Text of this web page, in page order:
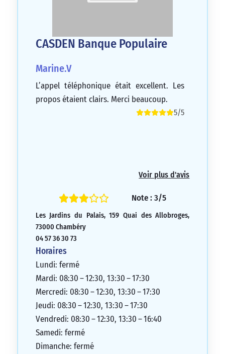
CASDEN Banque Populaire
Marine.V
L’appel téléphonique était excellent. Les
propos étaient clairs. Merci beaucoup.
5/5
Voir plus d'avis
Note : 3/5
Les Jardins du Palais, 159 Quai des Allobroges,
73000 Chambéry
04 57 36 30 73
Horaires
Lundi: fermé
Mardi: 08:30 – 12:30, 13:30 – 17:30
Mercredi: 08:30 – 12:30, 13:30 – 17:30
Jeudi: 08:30 – 12:30, 13:30 – 17:30
Vendredi: 08:30 – 12:30, 13:30 – 16:40
Samedi: fermé
Dimanche: fermé